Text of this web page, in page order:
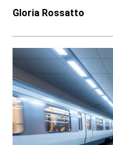
Torino-Ceres
Gloria Rossatto